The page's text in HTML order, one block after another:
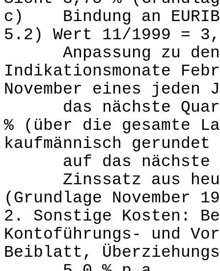
c) Bindung an
5.2) Wert 11/1999 =
Anpassung zu den
Indikationsmonate
November eines jeden
das nächste
% (über die gesamte
kaufmännisch gerundet
auf das nächste
Zinssatz aus
(Grundlage November
2. Sonstige Kosten:
Kontoführungs- und
Beiblatt,